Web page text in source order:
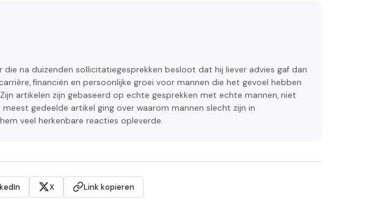
die na duizenden sollicitatiegesprekken besloot dat hij liever advies gaf dan
financiën en persoonlijke groei voor mannen die het gevoel hebben
artikelen zijn gebaseerd op echte gesprekken met echte mannen, niet
gedeelde artikel ging over waarom mannen slecht zijn in
veel herkenbare reacties opleverde.
X Link kopieren